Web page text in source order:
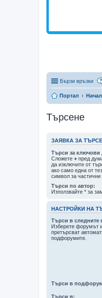
Бързи връзки
Портал
Търсене
ЗАЯВКА ЗА
Търси за ключови
Сложете + пред
да изключите от
ако само една от
символ за частични
Търси по автор:
Използвайте * за
НАСТРОЙКИ НА
Търси в следните
Изберете форумът
претърсват
подфорумите.
Търси в
Търси в: